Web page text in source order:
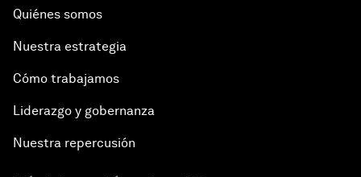
Quiénes somos
Nuestra estrategia
Cómo trabajamos
Liderazgo y gobernanza
Nuestra repercusión